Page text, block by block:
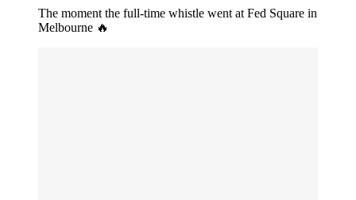
The moment the full-time whistle went at Fed Square in
Melbourne 🔥